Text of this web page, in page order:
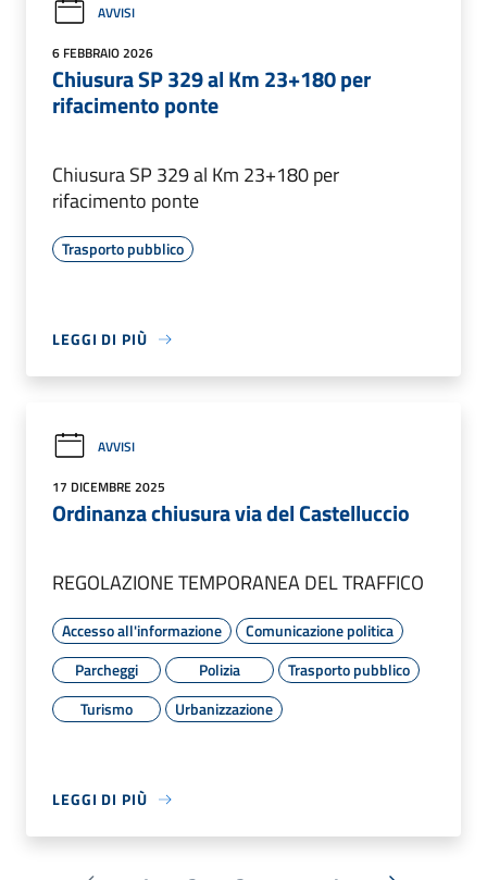
AVVISI
6 FEBBRAIO 2026
Chiusura SP 329 al Km 23+180 per
rifacimento ponte
Chiusura SP 329 al Km 23+180 per
rifacimento ponte
Trasporto pubblico
LEGGI DI PIÙ
AVVISI
17 DICEMBRE 2025
Ordinanza chiusura via del Castelluccio
REGOLAZIONE TEMPORANEA DEL TRAFFICO
Accesso all'informazione
Comunicazione politica
Parcheggi
Polizia
Trasporto pubblico
Turismo
Urbanizzazione
LEGGI DI PIÙ